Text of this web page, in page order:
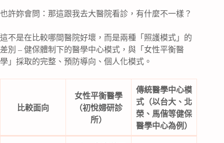
也許妳會問：那這跟我去大醫院看診，有什麼不一樣？
這不是在比較哪間醫院好壞，而是兩種「照護模式」的
差別 – 健保體制下的醫學中心模式，與「女性平衡醫
學」採取的完整、預防導向、個人化模式。
比較面向
女性平衡醫學
（初悅婦研診
所）
傳統醫學中心模
式（以台大、北
榮、馬偕等健保
醫學中心為例）